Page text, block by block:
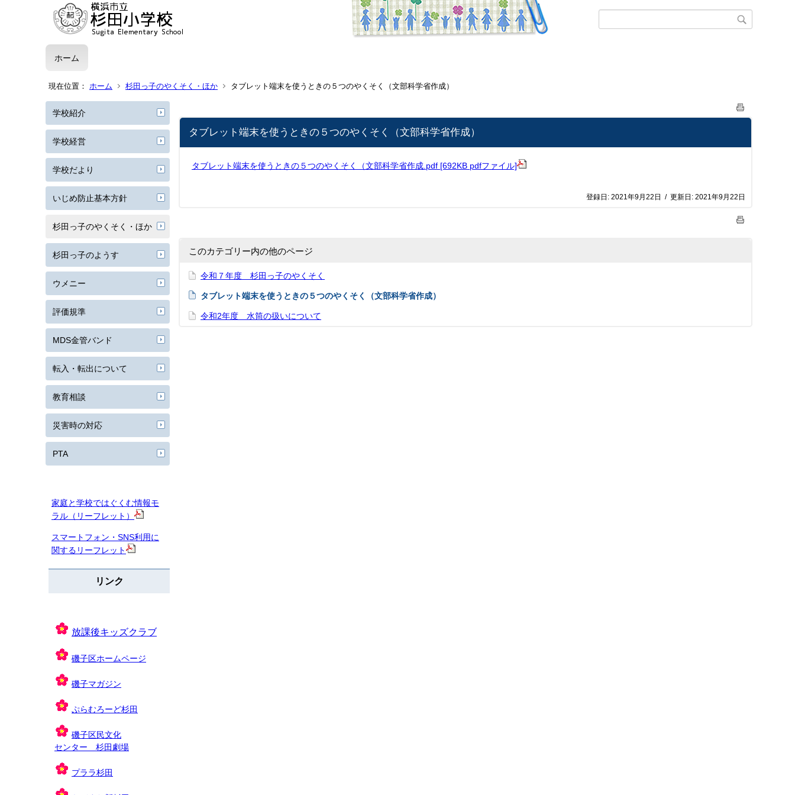
ホーム
現在位置： ホーム 杉田っ子のやくそく・ほか タブレット端末を使うときの５つのやくそく（文部科学省作成）
学校紹介
学校経営
学校だより
いじめ防止基本方針
杉田っ子のやくそく・ほか
杉田っ子のようす
ウメニー
評価規準
MDS金管バンド
転入・転出について
教育相談
災害時の対応
PTA
家庭と学校ではぐくむ情報モ
ラル（リーフレット）
スマートフォン・SNS利用に
関するリーフレット
リンク
放課後キッズクラブ
磯子区ホームページ
磯子マガジン
ぷらむろーど杉田
磯子区民文化
センター 杉田劇場
プララ杉田
タブレット端末を使うときの５つのやくそく（文部科学省作成）
タブレット端末を使うときの５つのやくそく（文部科学省作成.pdf [692KB pdfファイル]
登録日: 2021年9月22日 / 更新日: 2021年9月22日
このカテゴリー内の他のページ
令和７年度 杉田っ子のやくそく
タブレット端末を使うときの５つのやくそく（文部科学省作成）
令和2年度 水筒の扱いについて